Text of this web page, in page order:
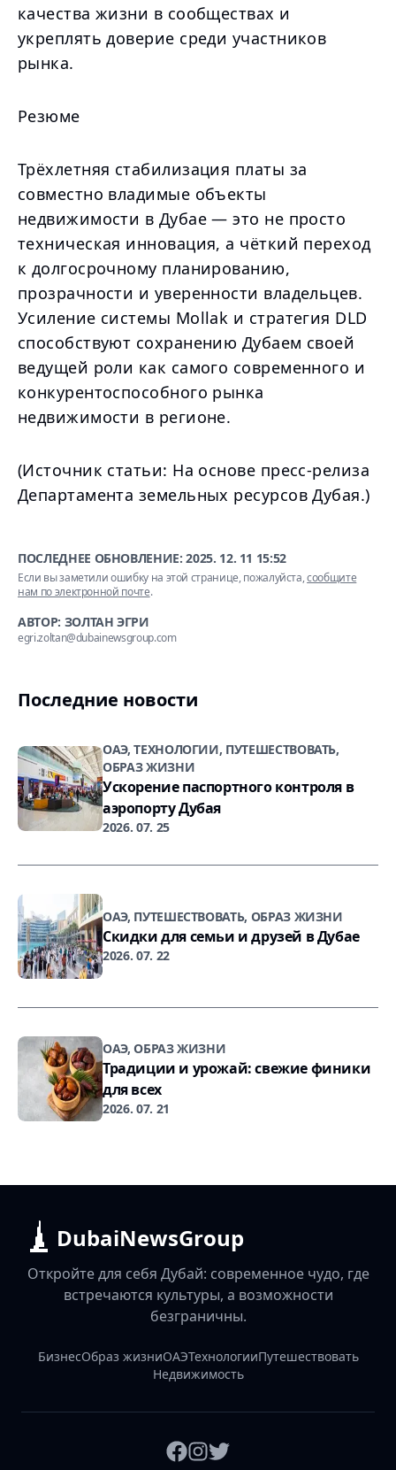
качества жизни в сообществах и
укреплять доверие среди участников
рынка.
Резюме
Трёхлетняя стабилизация платы за
совместно владимые объекты
недвижимости в Дубае — это не просто
техническая инновация, а чёткий переход
к долгосрочному планированию,
прозрачности и уверенности владельцев.
Усиление системы Mollak и стратегия DLD
способствуют сохранению Дубаем своей
ведущей роли как самого современного и
конкурентоспособного рынка
недвижимости в регионе.
(Источник статьи: На основе пресс-релиза
Департамента земельных ресурсов Дубая.)
ПОСЛЕДНЕЕ ОБНОВЛЕНИЕ:2025. 12. 11 15:52
Если вы заметили ошибку на этой странице, пожалуйста,сообщите
нам по электронной почте.
АВТОР: ЗОЛТАН ЭГРИ
egri.zoltan@dubainewsgroup.com
Последние новости
ОАЭ, ТЕХНОЛОГИИ, ПУТЕШЕСТВОВАТЬ,
ОБРАЗ ЖИЗНИ
Ускорение паспортного контроля в
аэропорту Дубая
2026. 07. 25
ОАЭ, ПУТЕШЕСТВОВАТЬ, ОБРАЗ ЖИЗНИ
Скидки для семьи и друзей в Дубае
2026. 07. 22
ОАЭ, ОБРАЗ ЖИЗНИ
Традиции и урожай: свежие финики
для всех
2026. 07. 21
DubaiNewsGroup
Откройте для себя Дубай: современное чудо, где
встречаются культуры, а возможности
безграничны.
БизнесОбраз жизниОАЭТехнологииПутешествовать
Недвижимость